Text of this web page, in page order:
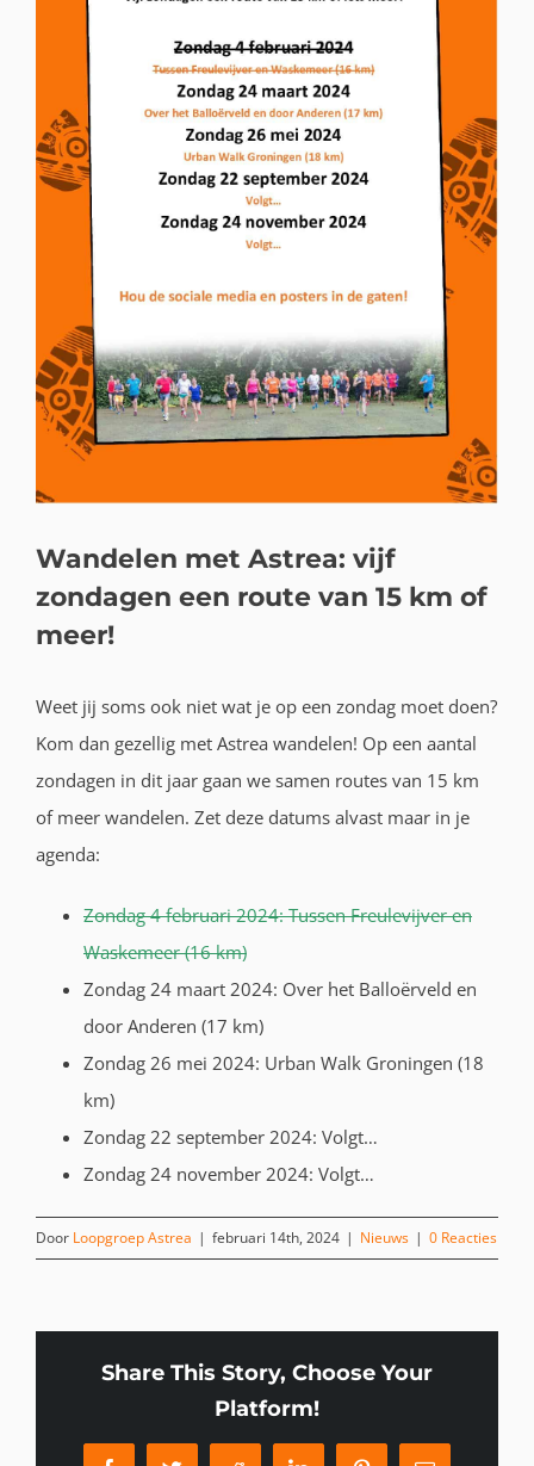
Wandelen met Astrea: vijf
zondagen een route van 15 km of
meer!
Weet jij soms ook niet wat je op een zondag moet doen?
Kom dan gezellig met Astrea wandelen! Op een aantal
zondagen in dit jaar gaan we samen routes van 15 km
of meer wandelen. Zet deze datums alvast maar in je
agenda:
Zondag 4 februari 2024: Tussen Freulevijver en
Waskemeer (16 km)
Zondag 24 maart 2024: Over het Balloërveld en
door Anderen (17 km)
Zondag 26 mei 2024: Urban Walk Groningen (18
km)
Zondag 22 september 2024: Volgt…
Zondag 24 november 2024: Volgt…
Door Loopgroep Astrea | februari 14th, 2024 | Nieuws | 0 Reacties
Share This Story, Choose Your
Platform!